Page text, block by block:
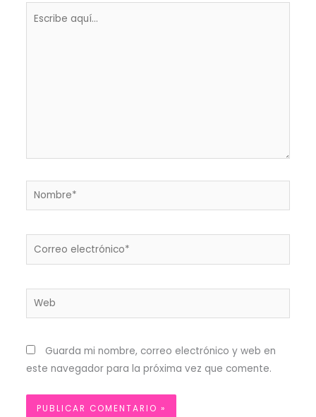
Nombre*
Correo
Web
Guarda mi nombre, correo electrónico y web en
este navegador para la próxima vez que comente.